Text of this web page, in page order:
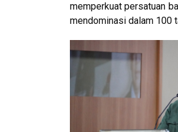
memperkuat persatuan
mendominasi dalam 100